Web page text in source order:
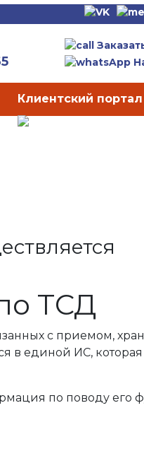
Клиентский портал
ТСД
с приемом,
в единой ИС, которая
по поводу его